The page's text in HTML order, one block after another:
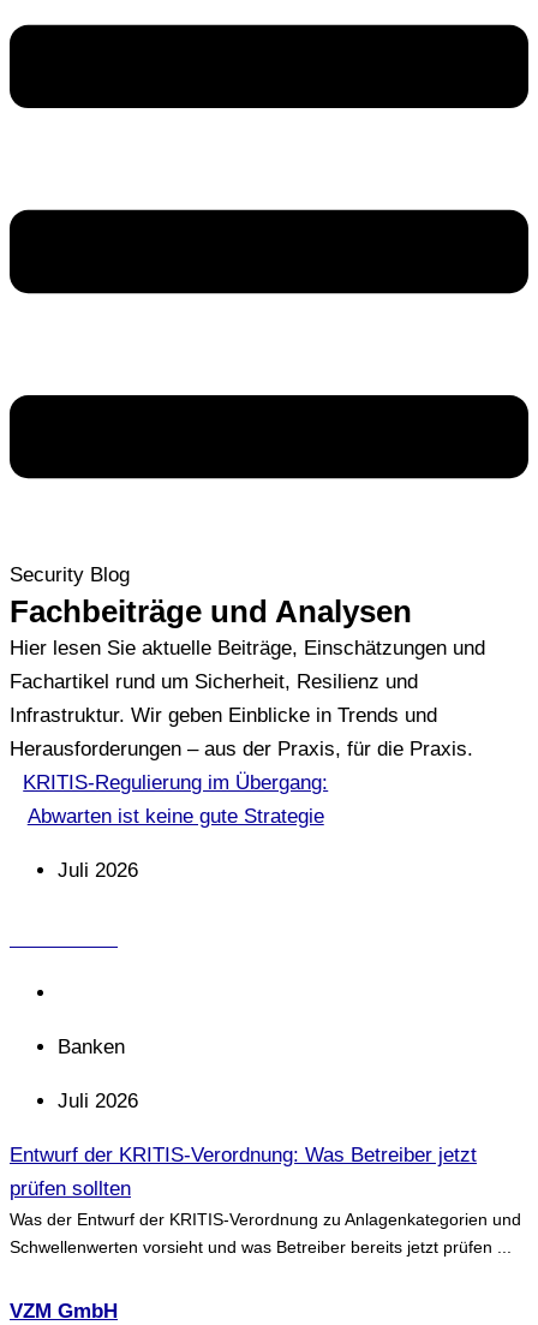
Security Blog
Fachbeiträge und Analysen
Hier lesen Sie aktuelle Beiträge, Einschätzungen und
Fachartikel rund um Sicherheit, Resilienz und
Infrastruktur. Wir geben Einblicke in Trends und
Herausforderungen – aus der Praxis, für die Praxis.
KRITIS-Regulierung im Übergang:
Abwarten ist keine gute Strategie
Juli 2026
Banken
Juli 2026
Entwurf der KRITIS-Verordnung: Was Betreiber jetzt
prüfen sollten
Was der Entwurf der KRITIS-Verordnung zu Anlagenkategorien und
Schwellenwerten vorsieht und was Betreiber bereits jetzt prüfen ...
VZM GmbH